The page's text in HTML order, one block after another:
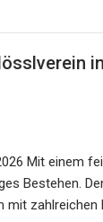
Mit einem
Bestehen.
mit zahlreichen